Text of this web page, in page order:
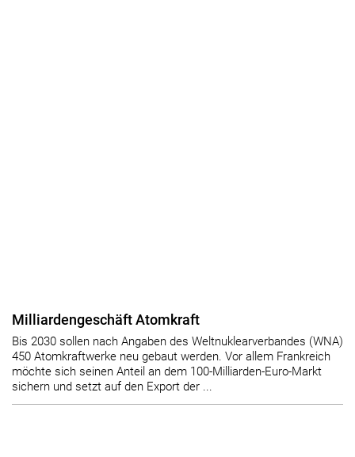
Milliardengeschäft Atomkraft
Bis 2030 sollen nach Angaben des Weltnuklearverbandes (WNA)
450 Atomkraftwerke neu gebaut werden. Vor allem Frankreich
möchte sich seinen Anteil an dem 100-Milliarden-Euro-Markt
sichern und setzt auf den Export der ...